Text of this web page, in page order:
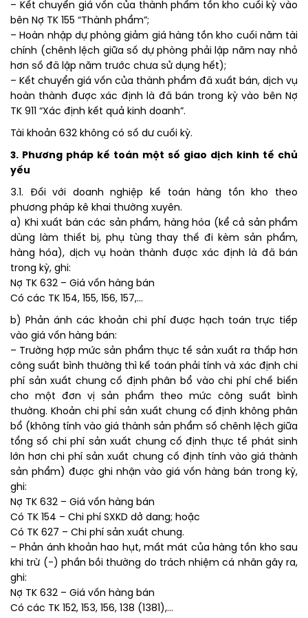
– Kết chuyển giá vốn của thành phẩm tồn kho cuối kỳ vào
bên Nợ TK 155 “Thành phẩm”;
– Hoàn nhập dự phòng giảm giá hàng tồn kho cuối năm tài
chính (chênh lệch giữa số dự phòng phải lập năm nay nhỏ
hơn số đã lập năm trước chưa sử dụng hết);
– Kết chuyển giá vốn của thành phẩm đã xuất bán, dịch vụ
hoàn thành được xác định là đã bán trong kỳ vào bên Nợ
TK 911 “Xác định kết quả kinh doanh”.
Tài khoản 632 không có số dư cuối kỳ.
3. Phương pháp kế toán một số giao dịch kinh tế chủ
yếu
3.1. Đối với doanh nghiệp kế toán hàng tồn kho theo
phương pháp kê khai thường xuyên.
a) Khi xuất bán các sản phẩm, hàng hóa (kể cả sản phẩm
dùng làm thiết bị, phụ tùng thay thế đi kèm sản phẩm,
hàng hóa), dịch vụ hoàn thành được xác định là đã bán
trong kỳ, ghi:
Nợ TK 632 – Giá vốn hàng bán
Có các TK 154, 155, 156, 157,…
b) Phản ánh các khoản chi phí được hạch toán trực tiếp
vào giá vốn hàng bán:
– Trường hợp mức sản phẩm thực tế sản xuất ra thấp hơn
công suất bình thường thì kế toán phải tính và xác định chi
phí sản xuất chung cố định phân bổ vào chi phí chế biến
cho một đơn vị sản phẩm theo mức công suất bình
thường. Khoản chi phí sản xuất chung cố định không phân
bổ (không tính vào giá thành sản phẩm số chênh lệch giữa
tổng số chi phí sản xuất chung cố định thực tế phát sinh
lớn hơn chi phí sản xuất chung cố định tính vào giá thành
sản phẩm) được ghi nhận vào giá vốn hàng bán trong kỳ,
ghi:
Nợ TK 632 – Giá vốn hàng bán
Có TK 154 – Chi phí SXKD dở dang; hoặc
Có TK 627 – Chi phí sản xuất chung.
– Phản ánh khoản hao hụt, mất mát của hàng tồn kho sau
khi trừ (-) phần bồi thường do trách nhiệm cá nhân gây ra,
ghi:
Nợ TK 632 – Giá vốn hàng bán
Có các TK 152, 153, 156, 138 (1381),…